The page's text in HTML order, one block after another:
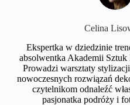
Celina
Ekspertka w dziedzinie
absolwentka Akademii
Prowadzi warsztaty
nowoczesnych rozwiązań
czytelnikom odnaleźć
pasjonatka podróży i